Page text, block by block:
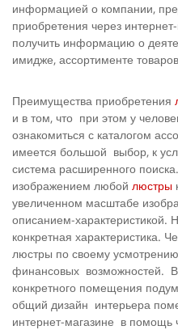
информацией о компании,
приобретения через
получить информацию о
имидже, ассортименте
Преимущества приобретения
и в том, что при этом у
ознакомиться с каталогом
имеется большой выбор, к
система расширенного
изображением любой люстры
увеличенном масштабе
описанием-характеристикой.
конкретная характеристика.
люстры по своему
финансовых возможностей.
конкретного помещения
общий дизайн интерьера
интернет-магазине в помощь